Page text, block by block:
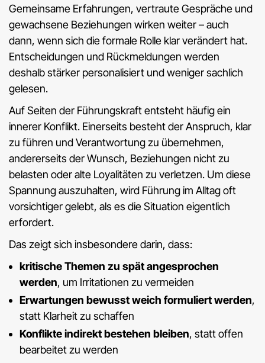
Gemeinsame Erfahrungen, vertraute Gespräche und
gewachsene Beziehungen wirken weiter – auch
dann, wenn sich die formale Rolle klar verändert hat.
Entscheidungen und Rückmeldungen werden
deshalb stärker personalisiert und weniger sachlich
gelesen.
Auf Seiten der Führungskraft entsteht häufig ein
innerer Konflikt. Einerseits besteht der Anspruch, klar
zu führen und Verantwortung zu übernehmen,
andererseits der Wunsch, Beziehungen nicht zu
belasten oder alte Loyalitäten zu verletzen. Um diese
Spannung auszuhalten, wird Führung im Alltag oft
vorsichtiger gelebt, als es die Situation eigentlich
erfordert.
Das zeigt sich insbesondere darin, dass:
kritische Themen zu spät angesprochen
werden, um Irritationen zu vermeiden
Erwartungen bewusst weich formuliert werden,
statt Klarheit zu schaffen
Konflikte indirekt bestehen bleiben, statt offen
bearbeitet zu werden